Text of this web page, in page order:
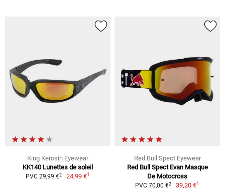
King Kerosin Eyewear
KK140 Lunettes de soleil
PVC 29,99 €2 24,99 €1
Red Bull Spect Eyewear
Red Bull Spect Evan Masque
De Motocross
PVC 70,00 €2 39,20 €1